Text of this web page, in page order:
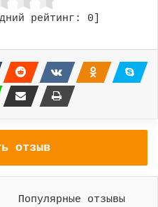
рейтинг: 0
отзыв
Популярные отзывы